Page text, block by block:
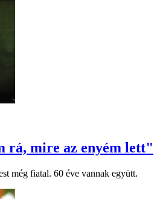
rá, mire az enyém lett"
még fiatal. 60 éve vannak együtt.